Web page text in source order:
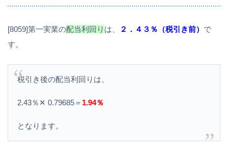
[8059]第一実業の配当利回り は、 ２．４３％（税引き前） で
す。
税引き後の配当利回りは、
2.43％✕ 0.79685＝ 1.94％
となります。